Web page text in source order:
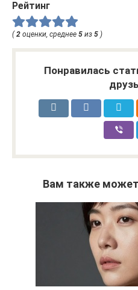
Рейтинг
(2 оценки, среднее 5 из 5 )
Понравилась
Вам также